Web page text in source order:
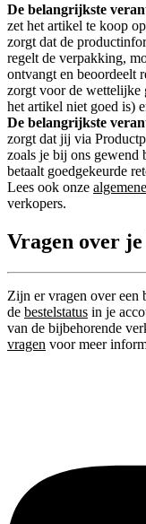
De belangrijkste
zet het artikel te koop
zorgt dat de
regelt de verpakking,
ontvangt en beoordeelt
zorgt voor de wettelijke
het artikel niet goed is)
De belangrijkste
zorgt dat jij via
zoals je bij ons gewend
betaalt goedgekeurde
Lees ook onze
verkopers.
Vragen over
Zijn er vragen over een
de bestelstatus in je
van de bijbehorende
vragen voor meer